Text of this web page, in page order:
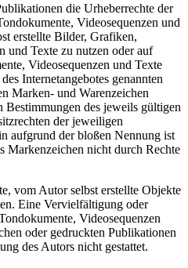
die Urheberrechte der
Videosequenzen und
erstellte Bilder, Grafiken,
und Texte zu nutzen oder auf
Videosequenzen und Texte
Internetangebotes genannten
Marken- und Warenzeichen
Bestimmungen des jeweils gültigen
der jeweiligen
aufgrund der bloßen Nennung ist
Markenzeichen nicht durch Rechte
vom Autor selbst erstellte Objekte
Eine Vervielfältigung oder
Videosequenzen
oder gedruckten Publikationen
des Autors nicht gestattet.